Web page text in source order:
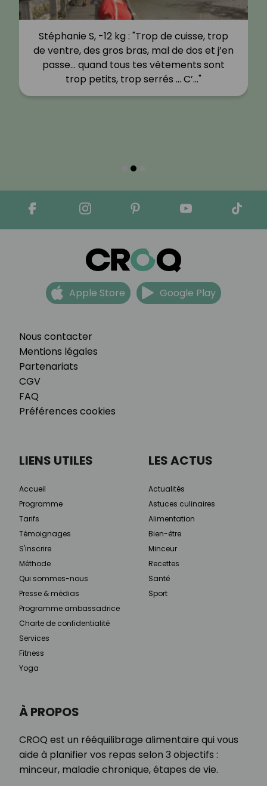
Stéphanie S, -12 kg : "Trop de cuisse, trop
de ventre, des gros bras, mal de dos et j’en
passe… quand tous tes vêtements sont
trop petits, trop serrés … C’…"
Nous contacter
Mentions légales
Partenariats
CGV
FAQ
Préférences cookies
Apple Store Google Play
À PROPOS
CROQ est un rééquilibrage alimentaire qui vous
aide à planifier vos repas selon 3 objectifs :
minceur, maladie chronique, étapes de vie.
LIENS UTILES
Accueil
Programme
Tarifs
Témoignages
S'inscrire
Méthode
Qui sommes-nous
Presse & médias
Programme ambassadrice
Charte de confidentialité
Services
Fitness
Yoga
LES ACTUS
Actualités
Astuces culinaires
Alimentation
Bien-être
Minceur
Recettes
Santé
Sport